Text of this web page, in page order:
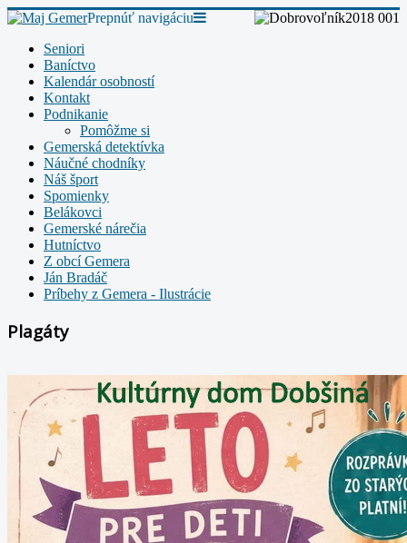
Prepnúť navigáciu
Seniori
Baníctvo
Kalendár osobností
Kontakt
Podnikanie
Pomôžme si
Gemerská detektívka
Náučné chodníky
Náš šport
Spomienky
Belákovci
Gemerské nárečia
Hutníctvo
Z obcí Gemera
Ján Bradáč
Príbehy z Gemera - Ilustrácie
Plagáty